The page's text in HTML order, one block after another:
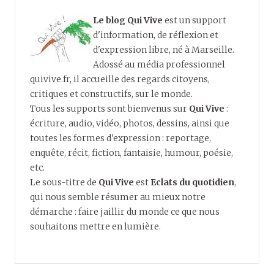
Le blog Qui Vive est un support
d'information, de réflexion et
d'expression libre, né à Marseille.
Adossé au média professionnel
quivive.fr, il accueille des regards citoyens,
critiques et constructifs, sur le monde.
Tous les supports sont bienvenus sur Qui Vive :
écriture, audio, vidéo, photos, dessins, ainsi que
toutes les formes d'expression : reportage,
enquête, récit, fiction, fantaisie, humour, poésie,
etc.
Le sous-titre de Qui Vive est Eclats du quotidien,
qui nous semble résumer au mieux notre
démarche : faire jaillir du monde ce que nous
souhaitons mettre en lumière.